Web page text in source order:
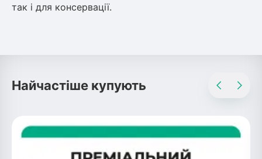
Обліпиха
Диплоидная слива
Азіатська груша
Бузина
М'ята
Лаванда
Очиток (седум)
Вівсяниця
так і для консервації.
Найчастіше купують